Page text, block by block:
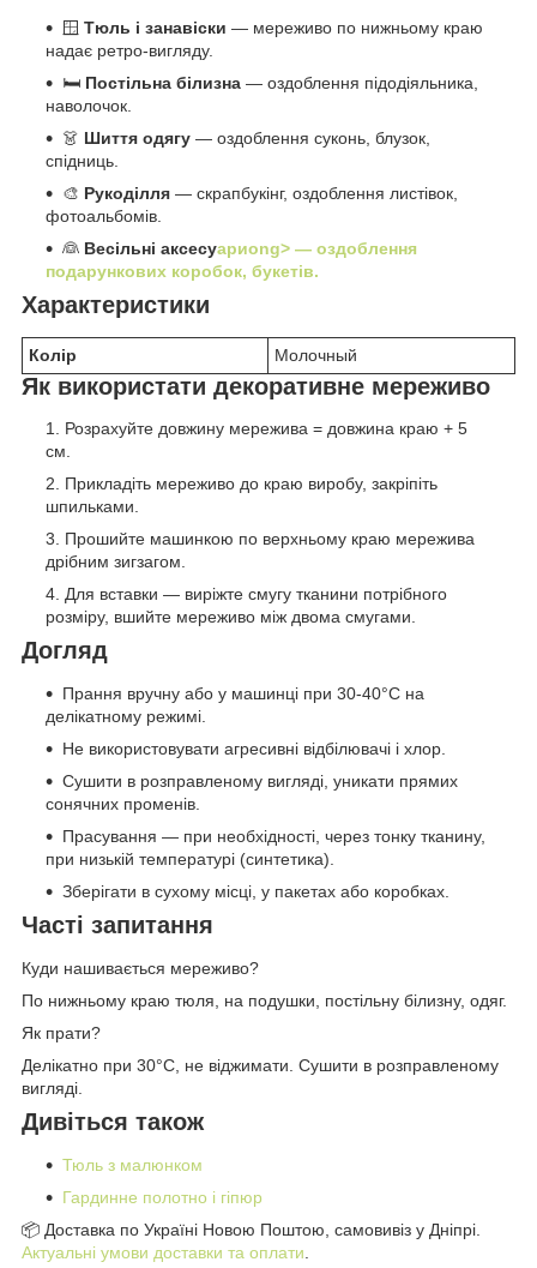
🪟 Тюль і занавіски — мереживо по нижньому краю
надає ретро-вигляду.
🛏️ Постільна білизна — оздоблення підодіяльника,
наволочок.
👗 Шиття одягу — оздоблення суконь, блузок,
спідниць.
🎨 Рукоділля — скрапбукінг, оздоблення листівок,
фотоальбомів.
👰 Весільні аксесуариong> — оздоблення
подарункових коробок, букетів.
Характеристики
Колір Молочный
Як використати декоративне мереживо
Розрахуйте довжину мережива = довжина краю + 5
см.
Прикладіть мереживо до краю виробу, закріпіть
шпильками.
Прошийте машинкою по верхньому краю мережива
дрібним зигзагом.
Для вставки — виріжте смугу тканини потрібного
розміру, вшийте мереживо між двома смугами.
Догляд
Прання вручну або у машинці при 30-40°C на
делікатному режимі.
Не використовувати агресивні відбілювачі і хлор.
Сушити в розправленому вигляді, уникати прямих
сонячних променів.
Прасування — при необхідності, через тонку тканину,
при низькій температурі (синтетика).
Зберігати в сухому місці, у пакетах або коробках.
Часті запитання
Куди нашивається мереживо?
По нижньому краю тюля, на подушки, постільну білизну, одяг.
Як прати?
Делікатно при 30°C, не віджимати. Сушити в розправленому
вигляді.
Дивіться також
Тюль з малюнком
Гардинне полотно і гіпюр
📦 Доставка по Україні Новою Поштою, самовивіз у Дніпрі.
Актуальні умови доставки та оплати